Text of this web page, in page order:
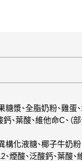
糖漿、全脂奶粉、雞
葉酸、維他命C、（
構化液糖、椰子牛奶
酸、泛酸鈣、葉酸、